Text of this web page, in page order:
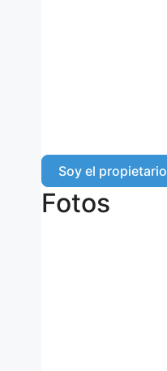
Soy el propietario
Fotos